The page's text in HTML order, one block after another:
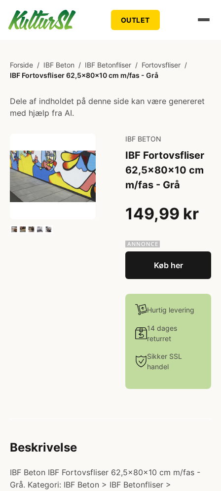
OUTLET
Forside / IBF Beton / IBF Betonfliser / Fortovsfliser /
IBF Fortovsfliser 62,5x80x10 cm m/fas - Grå
Dele af indholdet på denne side kan være genereret
med hjælp fra AI.
IBF BETON
IBF Fortovsfliser
62,5x80x10 cm
m/fas - Grå
149,99 kr
Køb her
Hurtig levering
14 dages
returret
Sikker SSL
handel
Beskrivelse
IBF Beton IBF Fortovsfliser 62,5x80x10 cm m/fas -
Grå. Kategori: IBF Beton > IBF Betonfliser >